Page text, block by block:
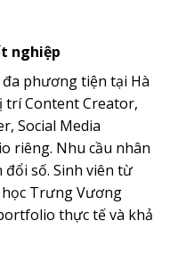
nghiệp
phương tiện tại Hà
trí Content Creator,
Social Media
riêng. Nhu cầu nhân
số. Sinh viên từ
Trưng Vương
thực tế và khả